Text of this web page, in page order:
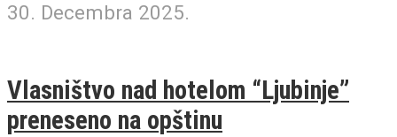
30. Decembra 2025.
Vlasništvo nad hotelom “Ljubinje”
preneseno na opštinu